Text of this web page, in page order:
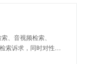
、音视频检索、
索诉求，同时对性